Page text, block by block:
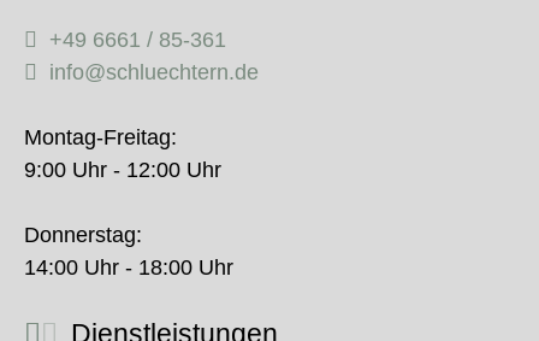
+49 6661 / 85-361
info@schluechtern.de
Montag-Freitag:
9:00 Uhr - 12:00 Uhr
Donnerstag:
14:00 Uhr - 18:00 Uhr
Dienstleistungen